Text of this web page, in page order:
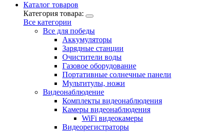
Каталог товаров
Категория товара:
Все категории
Все для победы
Аккумуляторы
Зарядные станции
Очистители воды
Газовое оборудование
Портативные солнечные панели
Мультитулы, ножи
Видеонаблюдение
Комплекты видеонаблюдения
Камеры видеонаблюдения
WiFi видеокамеры
Видеорегистраторы